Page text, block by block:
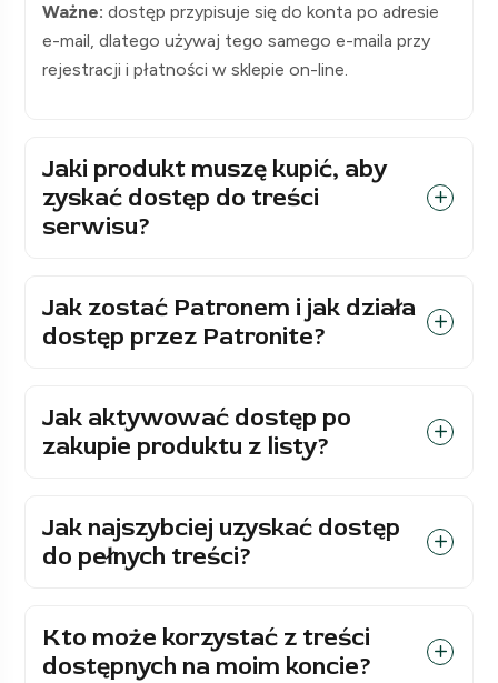
Ważne: dostęp przypisuje się do konta po adresie
e-mail, dlatego używaj tego samego e-maila przy
rejestracji i płatności w sklepie on-line.
Jaki produkt muszę kupić, aby
zyskać dostęp do treści
serwisu?
Jak zostać Patronem i jak działa
dostęp przez Patronite?
Jak aktywować dostęp po
zakupie produktu z listy?
Jak najszybciej uzyskać dostęp
do pełnych treści?
Kto może korzystać z treści
dostępnych na moim koncie?